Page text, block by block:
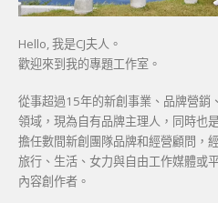
Hello, 我是CJ夫人。
歡迎來到我的專題工作室。
從事超過15年的新創事業、品牌營銷
領域，現為自有品牌主理人，同時也
擔任數間新創團隊品牌和經營顧問，
旅行、生活、女力與自由工作媒體或
內容創作者。